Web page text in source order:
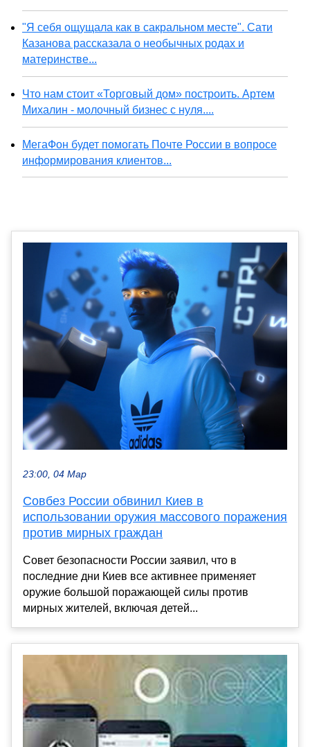
"Я себя ощущала как в сакральном месте". Сати
Казанова рассказала о необычных родах и
материнстве...
Что нам стоит «Торговый дом» построить. Артем
Михалин - молочный бизнес с нуля....
МегаФон будет помогать Почте России в вопросе
информирования клиентов...
23:00, 04 Мар
Совбез России обвинил Киев в
использовании оружия массового поражения
против мирных граждан
Совет безопасности России заявил, что в
последние дни Киев все активнее применяет
оружие большой поражающей силы против
мирных жителей, включая детей...